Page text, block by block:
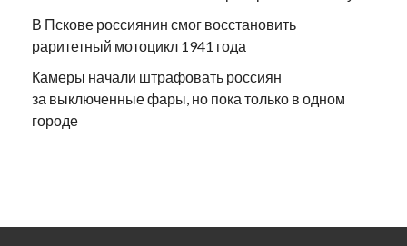
В Пскове россиянин смог восстановить
раритетный мотоцикл 1941 года
Камеры начали штрафовать россиян
за выключенные фары, но пока только в одном
городе